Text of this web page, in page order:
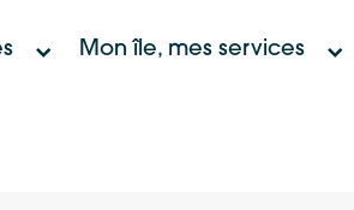
Mon île, mes services